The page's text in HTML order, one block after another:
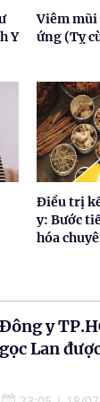
Y
Viêm mũi
ứng (Tỵ
Điều trị
y: Bước
hóa
y
Lan